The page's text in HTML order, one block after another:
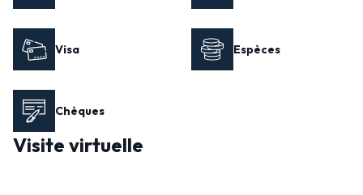
Visa Espèces
Chèques
Visite virtuelle